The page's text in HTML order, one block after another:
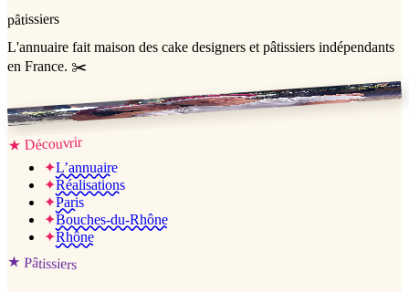
pâtissiers
L'annuaire fait maison des cake designers et pâtissiers indépendants
en France. ✂️
Jessica & Jérémy ♡
★ Découvrir
✦L’annuaire
✦Réalisations
✦Paris
✦Bouches-du-Rhône
✦Rhône
★Pâtissiers